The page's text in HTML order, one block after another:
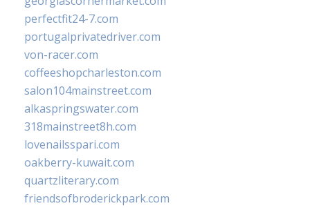
perfectfit24-7.com
portugalprivatedriver.com
von-racer.com
coffeeshopcharleston.com
salon104mainstreet.com
alkaspringswater.com
318mainstreet8h.com
lovenailsspari.com
oakberry-kuwait.com
quartzliterary.com
friendsofbroderickpark.com